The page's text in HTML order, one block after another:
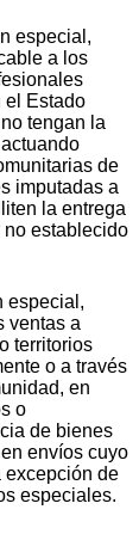
especial,
a los
el Estado
tengan la
de
imputadas a
la entrega
no establecido
especial,
ventas a
territorios
o a través
en
o
de bienes
envíos cuyo
excepción de
especiales.